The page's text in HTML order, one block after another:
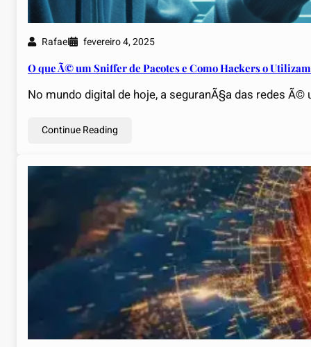
Rafael fevereiro 4, 2025
O que Ã© um Sniffer de Pacotes e Como Hackers o
No mundo digital de hoje, a seguranÃ§a das redes
Continue Reading